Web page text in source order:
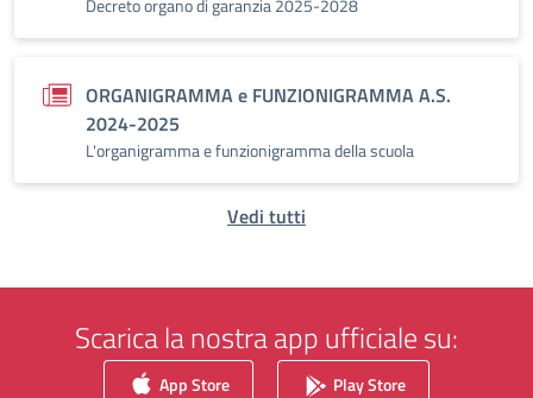
Decreto organo di garanzia 2025-2028
ORGANIGRAMMA e FUNZIONIGRAMMA A.S.
2024-2025
L'organigramma e funzionigramma della scuola
Vedi tutti
Scarica la nostra app ufficiale su:
App Store Play Store